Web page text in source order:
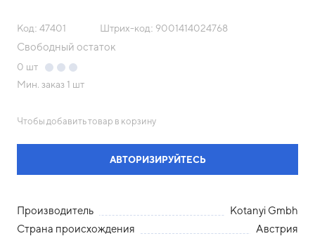
Код: 47401 Штрих-код: 9001414024768
Свободный остаток
0 шт
Мин. заказ 1 шт
Чтобы добавить товар в корзину
АВТОРИЗИРУЙТЕСЬ
Производитель
Kotanyi Gmbh
Страна происхождения
Австрия